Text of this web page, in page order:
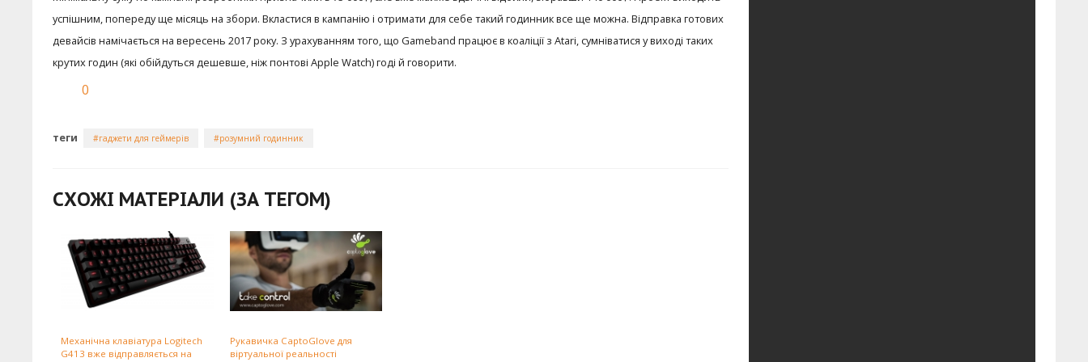
успішним, попереду ще місяць на збори. Вкластися в кампанію і отримати для себе такий годинник все ще можна. Відправка готових
девайсів намічається на вересень 2017 року. З урахуванням того, що Gameband працює в коаліції з Atari, сумніватися у виході таких
крутих годин (які обійдуться дешевше, ніж понтові Apple Watch) годі й говорити.
0
теги гаджети для геймерів розумний годинник
СХОЖІ МАТЕРІАЛИ (ЗА ТЕГОМ)
Механічна клавіатура Logitech
G413 вже відправляється на
Рукавичка CaptoGlove для
віртуальної реальності